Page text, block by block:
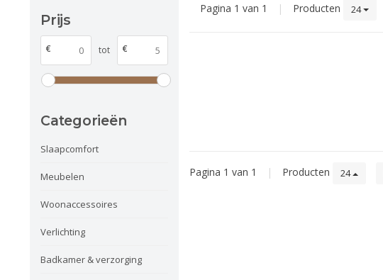
Prijs
€ tot €
Categorieën
Slaapcomfort
Meubelen
Woonaccessoires
Verlichting
Badkamer & verzorging
Pagina 1 van 1 | Producten 24
Pagina 1 van 1 | Producten 24